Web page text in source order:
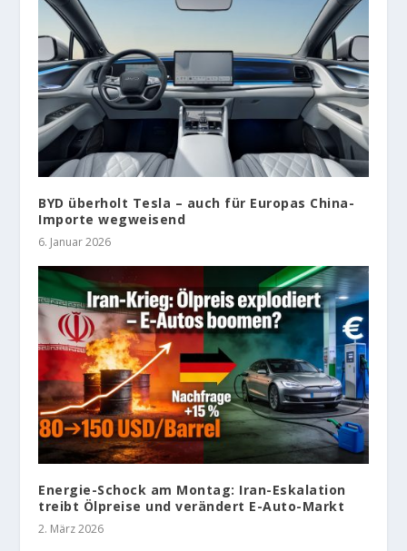
BYD überholt Tesla – auch für Europas China-
Importe wegweisend
6. Januar 2026
Energie-Schock am Montag: Iran-Eskalation
treibt Ölpreise und verändert E-Auto-Markt
2. März 2026